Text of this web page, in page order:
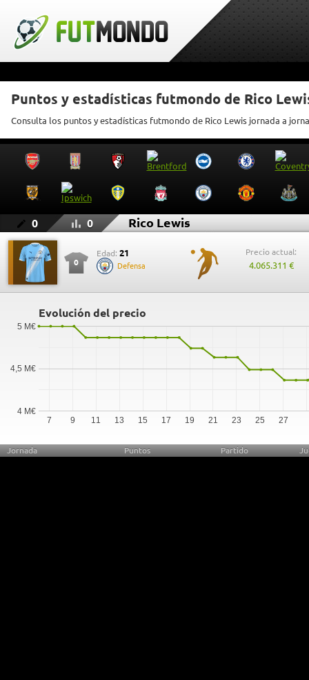
Puntos y estadísticas futmondo de Rico
Consulta los puntos y estadísticas futmondo de Rico Lewis jornada a
0 0 Rico Lewis
0
Edad: 21
Defensa
Precio actual:
4.065.311 €
Evolución del precio
7 9 11 13 15 17 19 21 23 25 27
4 M€
4,5 M€
5 M€
Jornada Puntos Partido